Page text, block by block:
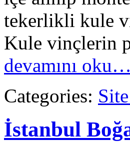
tekerlikli kule
Kule vinçlerin
devamını oku…
Categories:
İstanbul